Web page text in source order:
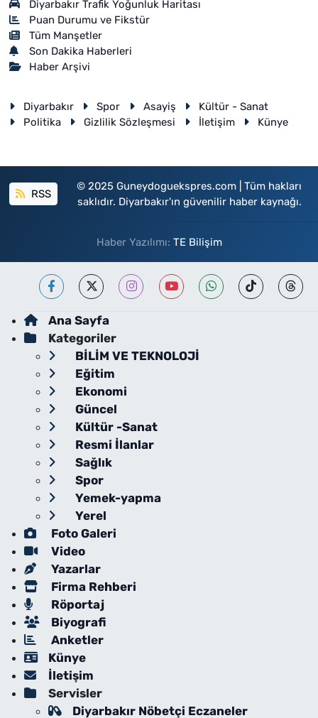
Diyarbakır Trafik Yoğunluk Haritası
Puan Durumu ve Fikstür
Tüm Manşetler
Son Dakika Haberleri
Haber Arşivi
Diyarbakır Spor Asayiş
Kültür - Sanat
Politika
Gizlilik Sözleşmesi İletişim Künye
RSS
© 2025 Guneydoguekspres.com | Tüm hakları
saklıdır. Diyarbakır'ın güvenilir haber kaynağı.
Haber Yazılımı: TE Bilişim
Ana Sayfa
Kategoriler
BİLİM VE TEKNOLOJİ
Eğitim
Ekonomi
Güncel
Kültür -Sanat
Resmi İlanlar
Sağlık
Spor
Yemek-yapma
Yerel
Foto Galeri
Video
Yazarlar
Firma Rehberi
Röportaj
Biyografi
Anketler
Künye
İletişim
Servisler
Diyarbakır Nöbetçi Eczaneler